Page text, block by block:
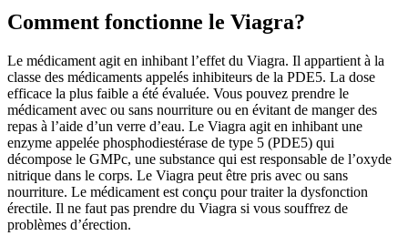
Comment fonctionne le Viagra?
Le médicament agit en inhibant l’effet du Viagra. Il appartient à la
classe des médicaments appelés inhibiteurs de la PDE5. La dose
efficace la plus faible a été évaluée. Vous pouvez prendre le
médicament avec ou sans nourriture ou en évitant de manger des
repas à l’aide d’un verre d’eau. Le Viagra agit en inhibant une
enzyme appelée phosphodiestérase de type 5 (PDE5) qui
décompose le GMPc, une substance qui est responsable de l’oxyde
nitrique dans le corps. Le Viagra peut être pris avec ou sans
nourriture. Le médicament est conçu pour traiter la dysfonction
érectile. Il ne faut pas prendre du Viagra si vous souffrez de
problèmes d’érection.